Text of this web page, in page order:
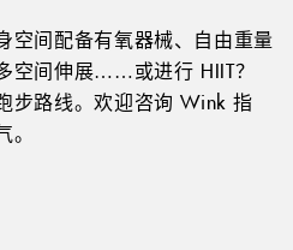
空间配备有氧器械、自由重量
空间伸展……或进行 HIIT？
步路线。欢迎咨询 Wink 指